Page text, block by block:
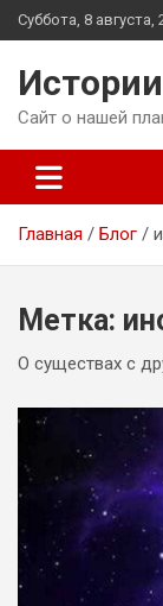
Перейти
к
Суббота, 8 августа,
Сайт о нашей
Главная Блог
Метка:
О существах с